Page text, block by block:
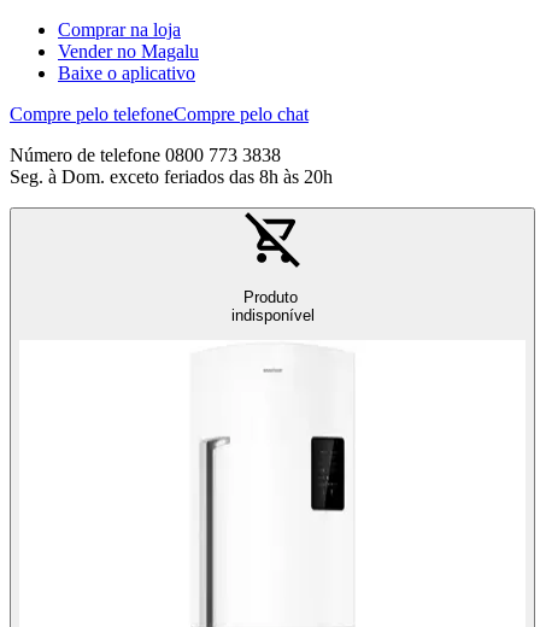
Comprar na loja
Vender no Magalu
Baixe o aplicativo
Compre pelo telefoneCompre pelo chat
Número de telefone 0800 773 3838
Seg. à Dom. exceto feriados das 8h às 20h
Produto
indisponível